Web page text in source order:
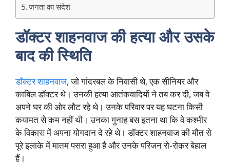
जनता का संदेश
डॉक्टर शाहनवाज की हत्या और उसके
बाद की स्थिति
डॉक्टर शाहनवाज, जो गांदरबल के निवासी थे, एक सीनियर और
काबिल डॉक्टर थे। उनकी हत्या आतंकवादियों ने तब कर दी, जब वे
अपने घर की ओर लौट रहे थे। उनके परिवार पर यह घटना किसी
कयामत से कम नहीं थी। उनका गुनाह बस इतना था कि वे कश्मीर
के विकास में अपना योगदान दे रहे थे। डॉक्टर शाहनवाज की मौत से
पूरे इलाके में मातम पसरा हुआ है और उनके परिजन रो-रोकर बेहाल
हैं।